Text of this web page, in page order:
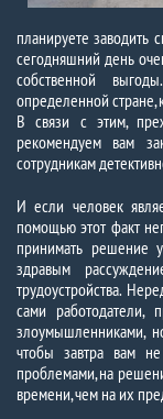
планируете заводить
сегодняшний день
собственной
определенной стране,
В связи с этим,
рекомендуем вам
сотрудникам
И если человек
помощью этот факт
принимать решение
здравым
трудоустройства.
сами работодатели,
злоумышленниками,
чтобы завтра вам
проблемами, на
времени, чем на их